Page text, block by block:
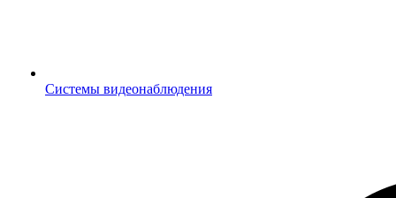
Системы видеонаблюдения